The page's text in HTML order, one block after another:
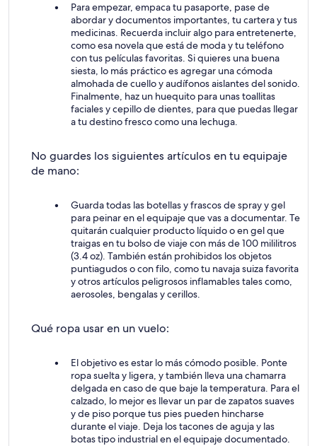
Para empezar, empaca tu pasaporte, pase de
abordar y documentos importantes, tu cartera y tus
medicinas. Recuerda incluir algo para entretenerte,
como esa novela que está de moda y tu teléfono
con tus películas favoritas. Si quieres una buena
siesta, lo más práctico es agregar una cómoda
almohada de cuello y audífonos aislantes del sonido.
Finalmente, haz un huequito para unas toallitas
faciales y cepillo de dientes, para que puedas llegar
a tu destino fresco como una lechuga.
No guardes los siguientes artículos en tu equipaje
de mano:
Guarda todas las botellas y frascos de spray y gel
para peinar en el equipaje que vas a documentar. Te
quitarán cualquier producto líquido o en gel que
traigas en tu bolso de viaje con más de 100 mililitros
(3.4 oz). También están prohibidos los objetos
puntiagudos o con filo, como tu navaja suiza favorita
y otros artículos peligrosos inflamables tales como,
aerosoles, bengalas y cerillos.
Qué ropa usar en un vuelo:
El objetivo es estar lo más cómodo posible. Ponte
ropa suelta y ligera, y también lleva una chamarra
delgada en caso de que baje la temperatura. Para el
calzado, lo mejor es llevar un par de zapatos suaves
y de piso porque tus pies pueden hincharse
durante el viaje. Deja los tacones de aguja y las
botas tipo industrial en el equipaje documentado.